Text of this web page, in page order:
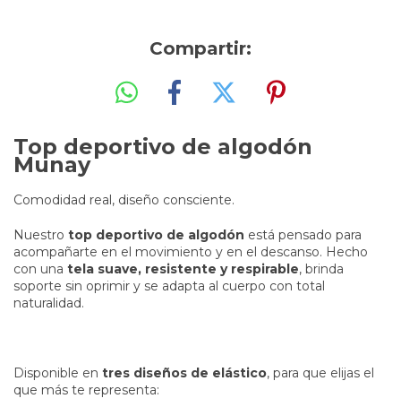
Compartir:
Top deportivo de algodón
Munay
Comodidad real, diseño consciente.
Nuestro top deportivo de algodón está pensado para
acompañarte en el movimiento y en el descanso. Hecho
con una tela suave, resistente y respirable, brinda
soporte sin oprimir y se adapta al cuerpo con total
naturalidad.
Disponible en tres diseños de elástico, para que elijas el
que más te representa: